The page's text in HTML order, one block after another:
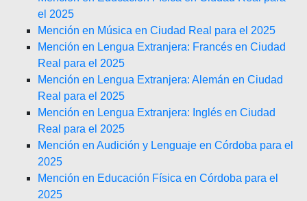
el 2025
Mención en Música en Ciudad Real para el 2025
Mención en Lengua Extranjera: Francés en Ciudad
Real para el 2025
Mención en Lengua Extranjera: Alemán en Ciudad
Real para el 2025
Mención en Lengua Extranjera: Inglés en Ciudad
Real para el 2025
Mención en Audición y Lenguaje en Córdoba para el
2025
Mención en Educación Física en Córdoba para el
2025